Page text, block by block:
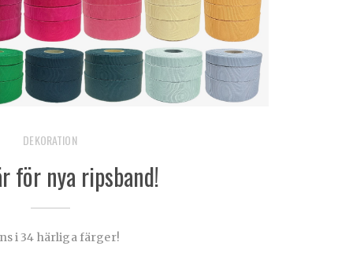
DEKORATION
för nya ripsband!
i 34 härliga färger!